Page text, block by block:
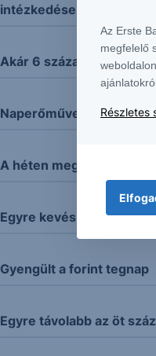
intézkedéseire figyel
Akár 6 százalékos
Naperőművet vásárolt a
A héten
Egyre kevésbé vonzó a
Gyengült a forint tegnap
Egyre távolabb az öt
Az Erste
megfelelő
Részletes